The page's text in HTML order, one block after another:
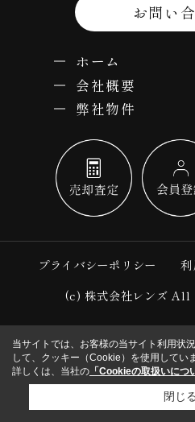
お問い
ホーム
会社概要
弊社物件
プライバシーポリシー
(c) 株式会社レンズ
当サイトでは、お客様の当サイト利用状
して、クッキー（Cookie）を使用してい
詳しくは、当社の 「Cookieの取扱いにつ
閉じる